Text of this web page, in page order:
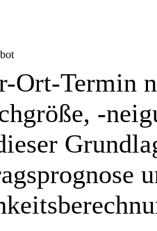
Ort-Termin
-